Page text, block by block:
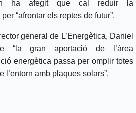
ha afegit que cal reduir la
“afrontar els reptes de futur”.
general de L’Energètica, Daniel
“la gran aportació de l’àrea
energètica passa per omplir totes
l’entorn amb plaques solars”.